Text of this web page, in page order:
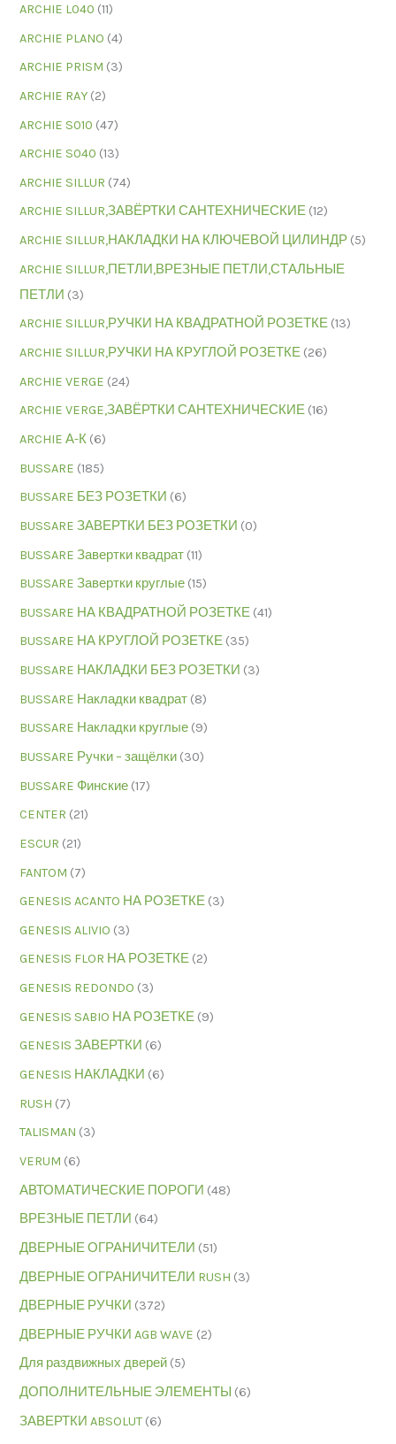
ARCHIE L040 (11)
ARCHIE PLANO (4)
ARCHIE PRISM (3)
ARCHIE RAY (2)
ARCHIE S010 (47)
ARCHIE S040 (13)
ARCHIE SILLUR (74)
ARCHIE SILLUR,ЗАВЁРТКИ САНТЕХНИЧЕСКИЕ (12)
ARCHIE SILLUR,НАКЛАДКИ НА КЛЮЧЕВОЙ ЦИЛИНДР (5)
ARCHIE SILLUR,ПЕТЛИ,ВРЕЗНЫЕ ПЕТЛИ,СТАЛЬНЫЕ
ПЕТЛИ (3)
ARCHIE SILLUR,РУЧКИ НА КВАДРАТНОЙ РОЗЕТКЕ (13)
ARCHIE SILLUR,РУЧКИ НА КРУГЛОЙ РОЗЕТКЕ (26)
ARCHIE VERGE (24)
ARCHIE VERGE,ЗАВЁРТКИ САНТЕХНИЧЕСКИЕ (16)
ARCHIE А-К (6)
BUSSARE (185)
BUSSARE БЕЗ РОЗЕТКИ (6)
BUSSARE ЗАВЕРТКИ БЕЗ РОЗЕТКИ (0)
BUSSARE Завертки квадрат (11)
BUSSARE Завертки круглые (15)
BUSSARE НА КВАДРАТНОЙ РОЗЕТКЕ (41)
BUSSARE НА КРУГЛОЙ РОЗЕТКЕ (35)
BUSSARE НАКЛАДКИ БЕЗ РОЗЕТКИ (3)
BUSSARE Накладки квадрат (8)
BUSSARE Накладки круглые (9)
BUSSARE Ручки – защёлки (30)
BUSSARE Финские (17)
CENTER (21)
ESCUR (21)
FANTOM (7)
GENESIS ACANTO НА РОЗЕТКЕ (3)
GENESIS ALIVIO (3)
GENESIS FLOR НА РОЗЕТКЕ (2)
GENESIS REDONDO (3)
GENESIS SABIO НА РОЗЕТКЕ (9)
GENESIS ЗАВЕРТКИ (6)
GENESIS НАКЛАДКИ (6)
RUSH (7)
TALISMAN (3)
VERUM (6)
АВТОМАТИЧЕСКИЕ ПОРОГИ (48)
ВРЕЗНЫЕ ПЕТЛИ (64)
ДВЕРНЫЕ ОГРАНИЧИТЕЛИ (51)
ДВЕРНЫЕ ОГРАНИЧИТЕЛИ RUSH (3)
ДВЕРНЫЕ РУЧКИ (372)
ДВЕРНЫЕ РУЧКИ AGB WAVE (2)
Для раздвижных дверей (5)
ДОПОЛНИТЕЛЬНЫЕ ЭЛЕМЕНТЫ (6)
ЗАВЕРТКИ ABSOLUT (6)